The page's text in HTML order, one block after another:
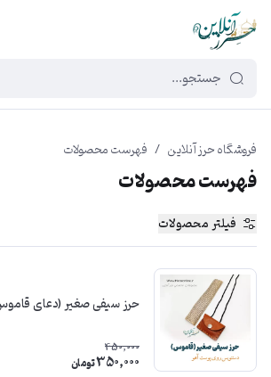
449f43cf-3da2-4422-bb12-2566cb5b8b05
فروشگاه حرز آنلاین / فهرست محصولات
فهرست محصولات
فیلتر محصولات
حرز سیفی صغیر (دعای
450,000
350,000تومان